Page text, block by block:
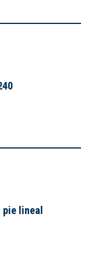
lineal